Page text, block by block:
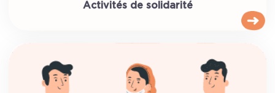
Activités de solidarité